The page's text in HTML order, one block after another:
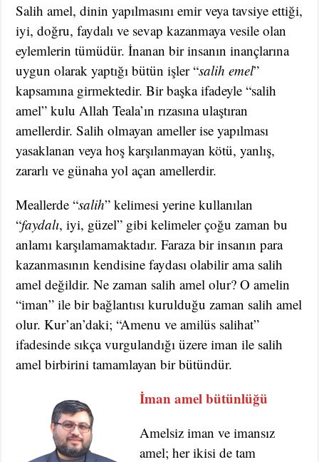
Salih amel, dinin yapılmasını emir veya tavsiye ettiği,
iyi, doğru, faydalı ve sevap kazanmaya vesile olan
eylemlerin tümüdür. İnanan bir insanın inançlarına
uygun olarak yaptığı bütün işler “salih emel”
kapsamına girmektedir. Bir başka ifadeyle “salih
amel” kulu Allah Teala’ın rızasına ulaştıran
amellerdir. Salih olmayan ameller ise yapılması
yasaklanan veya hoş karşılanmayan kötü, yanlış,
zararlı ve günaha yol açan amellerdir.
Meallerde “salih” kelimesi yerine kullanılan
“faydalı, iyi, güzel” gibi kelimeler çoğu zaman bu
anlamı karşılamamaktadır. Faraza bir insanın para
kazanmasının kendisine faydası olabilir ama salih
amel değildir. Ne zaman salih amel olur? O amelin
“iman” ile bir bağlantısı kurulduğu zaman salih amel
olur. Kur’an’daki; “Amenu ve amilüs salihat”
ifadesinde sıkça vurgulandığı üzere iman ile salih
amel birbirini tamamlayan bir bütündür.
İman amel bütünlüğü
Amelsiz iman ve imansız
amel; her ikisi de tam